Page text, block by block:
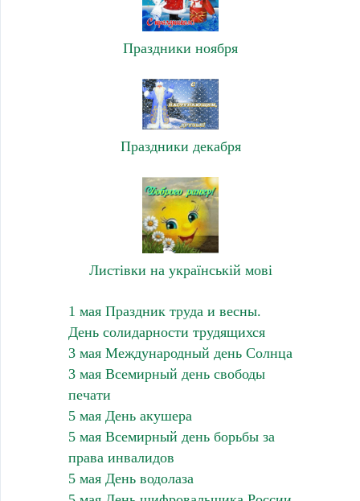
Праздники ноября
Праздники декабря
Листівки на українській мові
1 мая Праздник труда и весны.
День солидарности трудящихся
3 мая Международный день Солнца
3 мая Всемирный день свободы
печати
5 мая День акушера
5 мая Всемирный день борьбы за
права инвалидов
5 мая День водолаза